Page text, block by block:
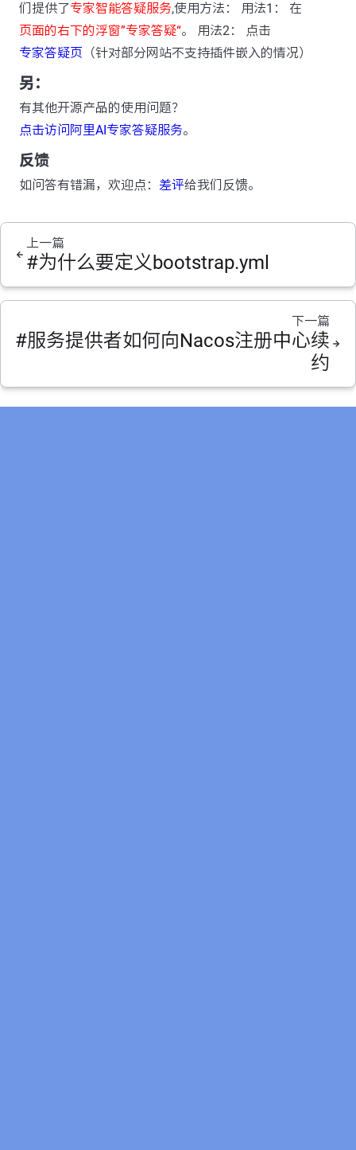
们提供了专家智能答疑服务,使用方法： 用法1： 在
页面的右下的浮窗”专家答疑“。 用法2： 点击
专家答疑页 （针对部分网站不支持插件嵌入的情况）
另：
有其他开源产品的使用问题？
点击访问阿里AI专家答疑服务。
反馈
如问答有错漏，欢迎点： 差评给我们反馈。
上一篇
#为什么要定义bootstrap.yml
下一篇
#服务提供者如何向Nacos注册中心续
约